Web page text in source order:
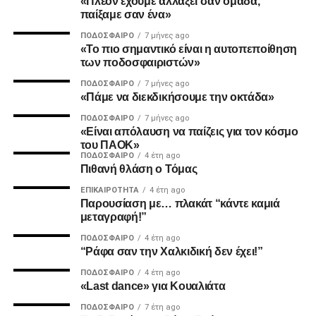
2. Την πιο σίγουρη και την πιο γρήγορη λύση για την
πολύ να δωθεί στον λαό του ΠΑΟΚ.
Και από ότι φαίνεται, ούτε γρήγοροι, ούτε σίγουροι, ούτε
ανεξάρτητοι σταθήκατε.
Επιθυμία λοιπόν του κόσμου που σας στήριξε είναι να
δωθούν ΑΜΕΣΑ αποτελέσματα και λύσεις οι οποίες
υποστηρίζονται από συμπαγής απόψεις και όχι αβάσιμες
τεκμηριώσεις και κομφούζιο καθυστερήσεων για το τι
πραγματικά συμβαίνει με την κληρονομιά του συλλόγου
παίξαμε σαν ένα»
ΠΟΔΌΣΦΑΙΡΟ 7 μήνες ago
«Το πιο σημαντικό είναι η αυτοπεποίθηση
των ποδοσφαιριστών»
ΠΟΔΌΣΦΑΙΡΟ 7 μήνες ago
«Πάμε να διεκδικήσουμε την οκτάδα»
ΠΟΔΌΣΦΑΙΡΟ 7 μήνες ago
«Είναι απόλαυση να παίζεις για τον κόσμο
του ΠΑΟΚ»
ΠΟΔΌΣΦΑΙΡΟ 4 έτη ago
Πιθανή θλάση ο Τόμας
ΕΠΙΚΑΙΡΌΤΗΤΑ 4 έτη ago
Παρουσίαση με… πλακάτ “κάντε καμιά
μεταγραφή!”
ΠΟΔΌΣΦΑΙΡΟ 4 έτη ago
“Ράφα σαν την Χαλκιδική δεν έχει!”
ΠΟΔΌΣΦΑΙΡΟ 4 έτη ago
«Last dance» για Κουαλιάτα
ΠΟΔΌΣΦΑΙΡΟ 7 έτη ago